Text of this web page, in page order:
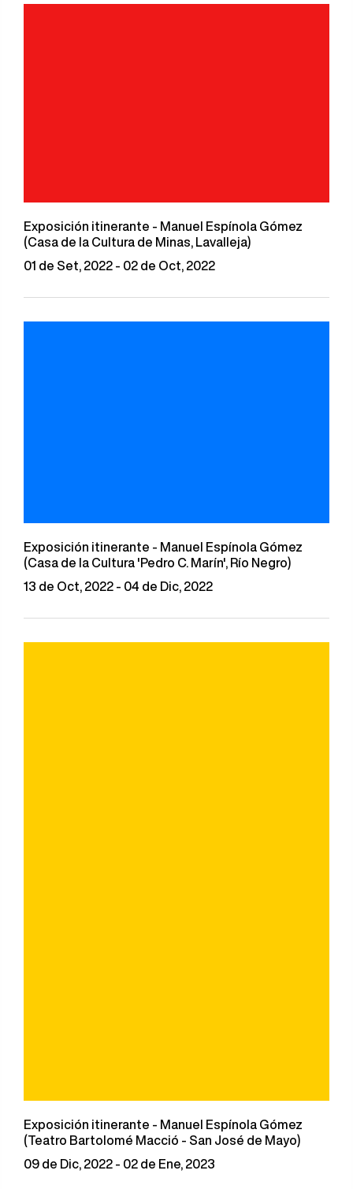
Exposición itinerante - Manuel Espínola Gómez
(Casa de la Cultura de Minas, Lavalleja)
01 de Set, 2022 - 02 de Oct, 2022
Exposición itinerante - Manuel Espínola Gómez
(Casa de la Cultura 'Pedro C. Marín', Río Negro)
13 de Oct, 2022 - 04 de Dic, 2022
Exposición itinerante - Manuel Espínola Gómez
(Teatro Bartolomé Macció - San José de Mayo)
09 de Dic, 2022 - 02 de Ene, 2023